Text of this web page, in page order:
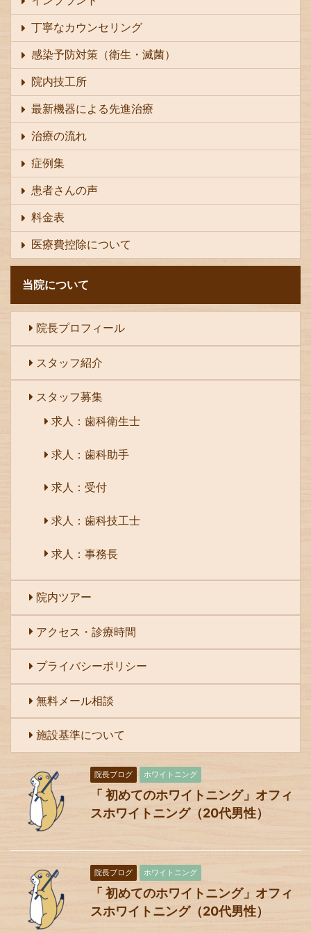
丁寧なカウンセリング
感染予防対策（衛生・滅菌）
院内技工所
最新機器による先進治療
治療の流れ
症例集
患者さんの声
料金表
医療費控除について
当院について
院長プロフィール
スタッフ紹介
スタッフ募集
求人：歯科衛生士
求人：歯科助手
求人：受付
求人：歯科技工士
求人：事務長
院内ツアー
アクセス・診療時間
プライバシーポリシー
無料メール相談
施設基準について
院長ブログ ホワイトニング
「 初めてのホワイトニング」オフィ
スホワイトニング（20代男性）
院長ブログ ホワイトニング
「 初めてのホワイトニング」オフィ
スホワイトニング（20代男性）